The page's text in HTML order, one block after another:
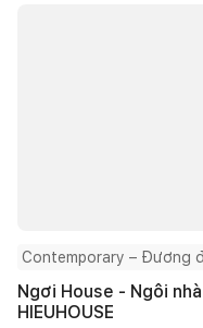
Contemporary – Đương
Ngơi House - Ngôi
HIEUHOUSE